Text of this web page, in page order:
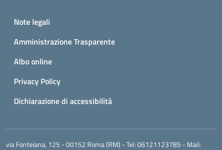
Small prints
Note legali
Amministrazione Trasparente
Albo online
Privacy Policy
Dichiarazione di accessibilità
via Fonteiana, 125 - 00152 Roma (RM) - Tel:06121123785 - Mail: